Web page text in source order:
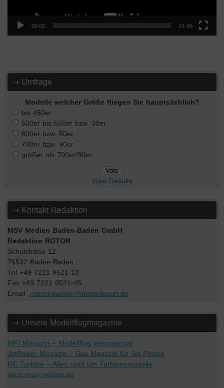
00:00 01:49
⇢ Umfrage
Modelle welcher Größe fliegen Sie hauptsächlich?
bis 450er
500er bis 550er bzw. 30er
600er bzw. 50er
700er bzw. 90er
größer als 700er/90er
View Results
⇢ Kontakt Redaktion
MSV Medien Baden-Baden GmbH
Redaktion ROTOR
Schulstraße 12
76532 Baden-Baden
Tel +49 7221 9521-13
Fax +49 7221 9521-45
Email rotorredaktion@modellsport.de
⇢ Unsere Modellflugmagazine
MFI Magazin – Modellflug international
JetPower Magazin – Das Magazin für Jet-Piloten
RC Turbine – Alles rund um Turbinenmodelle
shop.msv-medien.de